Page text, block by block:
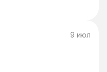
9 июл